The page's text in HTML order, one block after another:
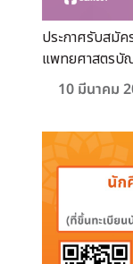
ประกาศรับสมั
แพทยศาสตรบั
10 มีนาคม